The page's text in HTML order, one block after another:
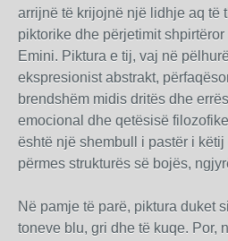
arrijnë të krijojnë një lidhje aq të
piktorike dhe përjetimit
Emini. Piktura e tij, vaj në
ekspresionist abstrakt,
brendshëm midis dritës dhe
emocional dhe qetësisë
është një shembull i pastër i
përmes strukturës së bojës,
Në pamje të parë, piktura duket
toneve blu, gri dhe të kuqe. Por,